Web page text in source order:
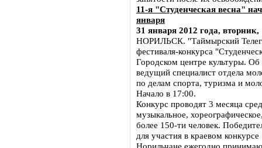
11-я "Студенческая весна"
января
31 января 2012 года, вторник,
НОРИЛЬСК. "Таймырский
фестиваля-конкурса
Городском центре культуры.
ведущий специалист отдела
по делам спорта, туризма и
Начало в 17:00.
Конкурс проводят 3 месяца
музыкальное,
более 150-ти человек.
для участия в краевом
Норильчане ежегодно